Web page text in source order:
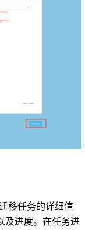
移任务的详细信
及进度。在任务进